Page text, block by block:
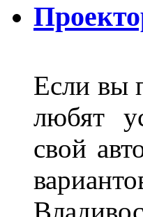
Если вы
любят
свой